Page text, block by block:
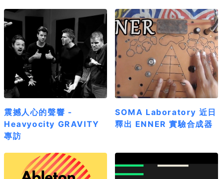
震撼人心的聲響 -
Heavyocity GRAVITY
專訪
SOMA Laboratory 近日
釋出 ENNER 實驗合成器